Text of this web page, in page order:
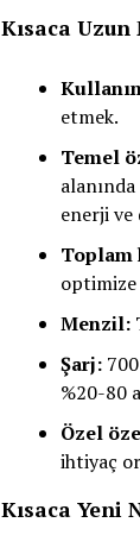
Kısaca
etmek.
Temel
enerji ve
Toplam
optimize
Menzil:
Şarj:
%20-80
Özel
ihtiyaç
Kısaca Yeni